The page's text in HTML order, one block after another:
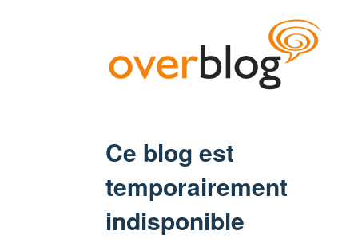
Ce blog est
temporairement
indisponible